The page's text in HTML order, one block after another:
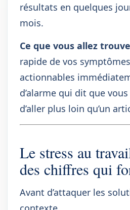
résultats en quelques
mois.
Ce que vous allez
rapide de vos
actionnables
d’alarme qui dit que
d’aller plus loin qu’un
Le stress au
des chiffres qui
Avant d’attaquer les